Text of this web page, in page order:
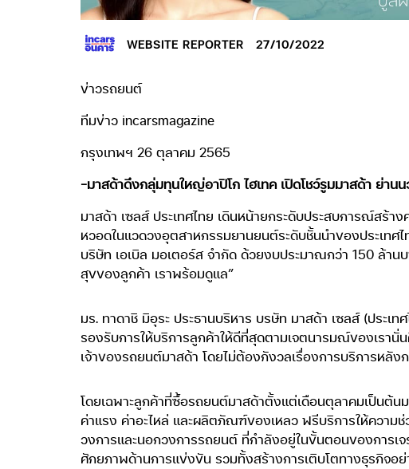
WEBSITE REPORTER 27/10/2022
ข่าวรถยนต์
ทีมข่าว incarsmagazine
กรุงเทพฯ 26 ตุลาคม 2565
-มาสด้าดึงกลุ่มทุนใหญ่อาปิโก ไฮเทค เปิดโชว์รูมมาสด้า ย่าน
มาสด้า เซลส์ ประเทศไทย เดินหน้ายกระดับประสบการณ์สร้า
หวอดในแวดวงอุตสาหกรรมยานยนต์ระดับชั้นนำของประเท
บริษัท เอเบิล มอเตอร์ส จำกัด ด้วยงบประมาณกว่า 150 ล้า
สุขของลูกค้า เราพร้อมดูแล”
มร. ทาดาชิ มิอุระ ประธานบริหาร บรษัท มาสด้า เซลส์ (ประเ
รองรับการให้บริการลูกค้าให้ดีที่สุดตามเจตนารมณ์ของเรานั่น
เจ้าของรถยนต์มาสด้า โดยไม่ต้องกังวลเรื่องการบริการหลัง
โดยเฉพาะลูกค้าที่ซื้อรถยนต์มาสด้าตั้งแต่เดือนตุลาคมเป็นต้น
ค่าแรง ค่าอะไหล่ และผลิตภัณฑ์ของเหลว ฟรีบริการให้ความ
วงการและนอกวงการรถยนต์ ที่กำลังอยู่ในขั้นตอนของการเ
ศักยภาพด้านการแข่งขัน รวมทั้งสร้างการเติบโตทางธุรกิจ